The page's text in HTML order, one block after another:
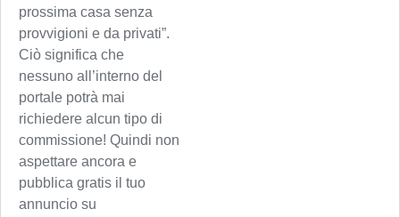
prossima casa senza
provvigioni e da privati”.
Ciò significa che
nessuno all’interno del
portale potrà mai
richiedere alcun tipo di
commissione! Quindi non
aspettare ancora e
pubblica gratis il tuo
annuncio su